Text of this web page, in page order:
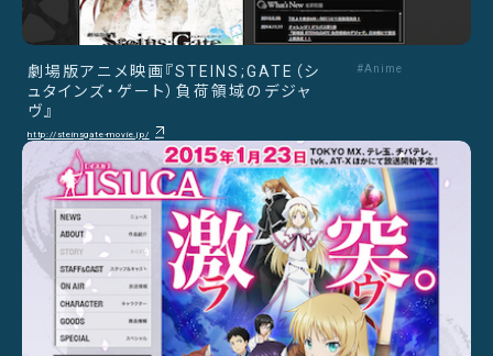
劇場版アニメ映画『STEINS;GATE（シ
ュタインズ・ゲート）負荷領域のデジャ
ヴ』
http://steinsgate-movie.jp/
#Anime